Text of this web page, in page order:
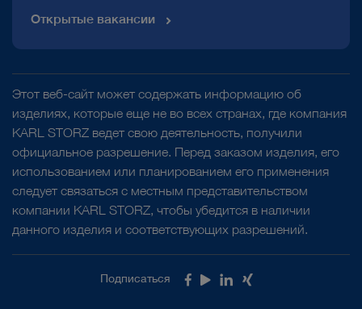
Открытые вакансии
Этот веб-сайт может содержать информацию об
изделиях, которые еще не во всех странах, где компания
KARL STORZ ведет свою деятельность, получили
официальное разрешение. Перед заказом изделия, его
использованием или планированием его применения
следует связаться с местным представительством
компании KARL STORZ, чтобы убедится в наличии
данного изделия и соответствующих разрешений.
Подписаться Facebook
Youtube
LinkedIn
Xing